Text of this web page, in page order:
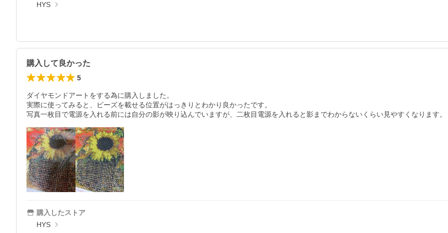
HYS
購入して良かった
5
ダイヤモンドアートをする為に購入しました。
実際に使ってみると、ビーズを載せる位置がはっきりとわかり良かったです。
写真一枚目で電源を入れる前には自分の影が映り込んでいますが、二枚目電源を入れると影までわからないくらい見やすくなります。
購入したストア
HYS